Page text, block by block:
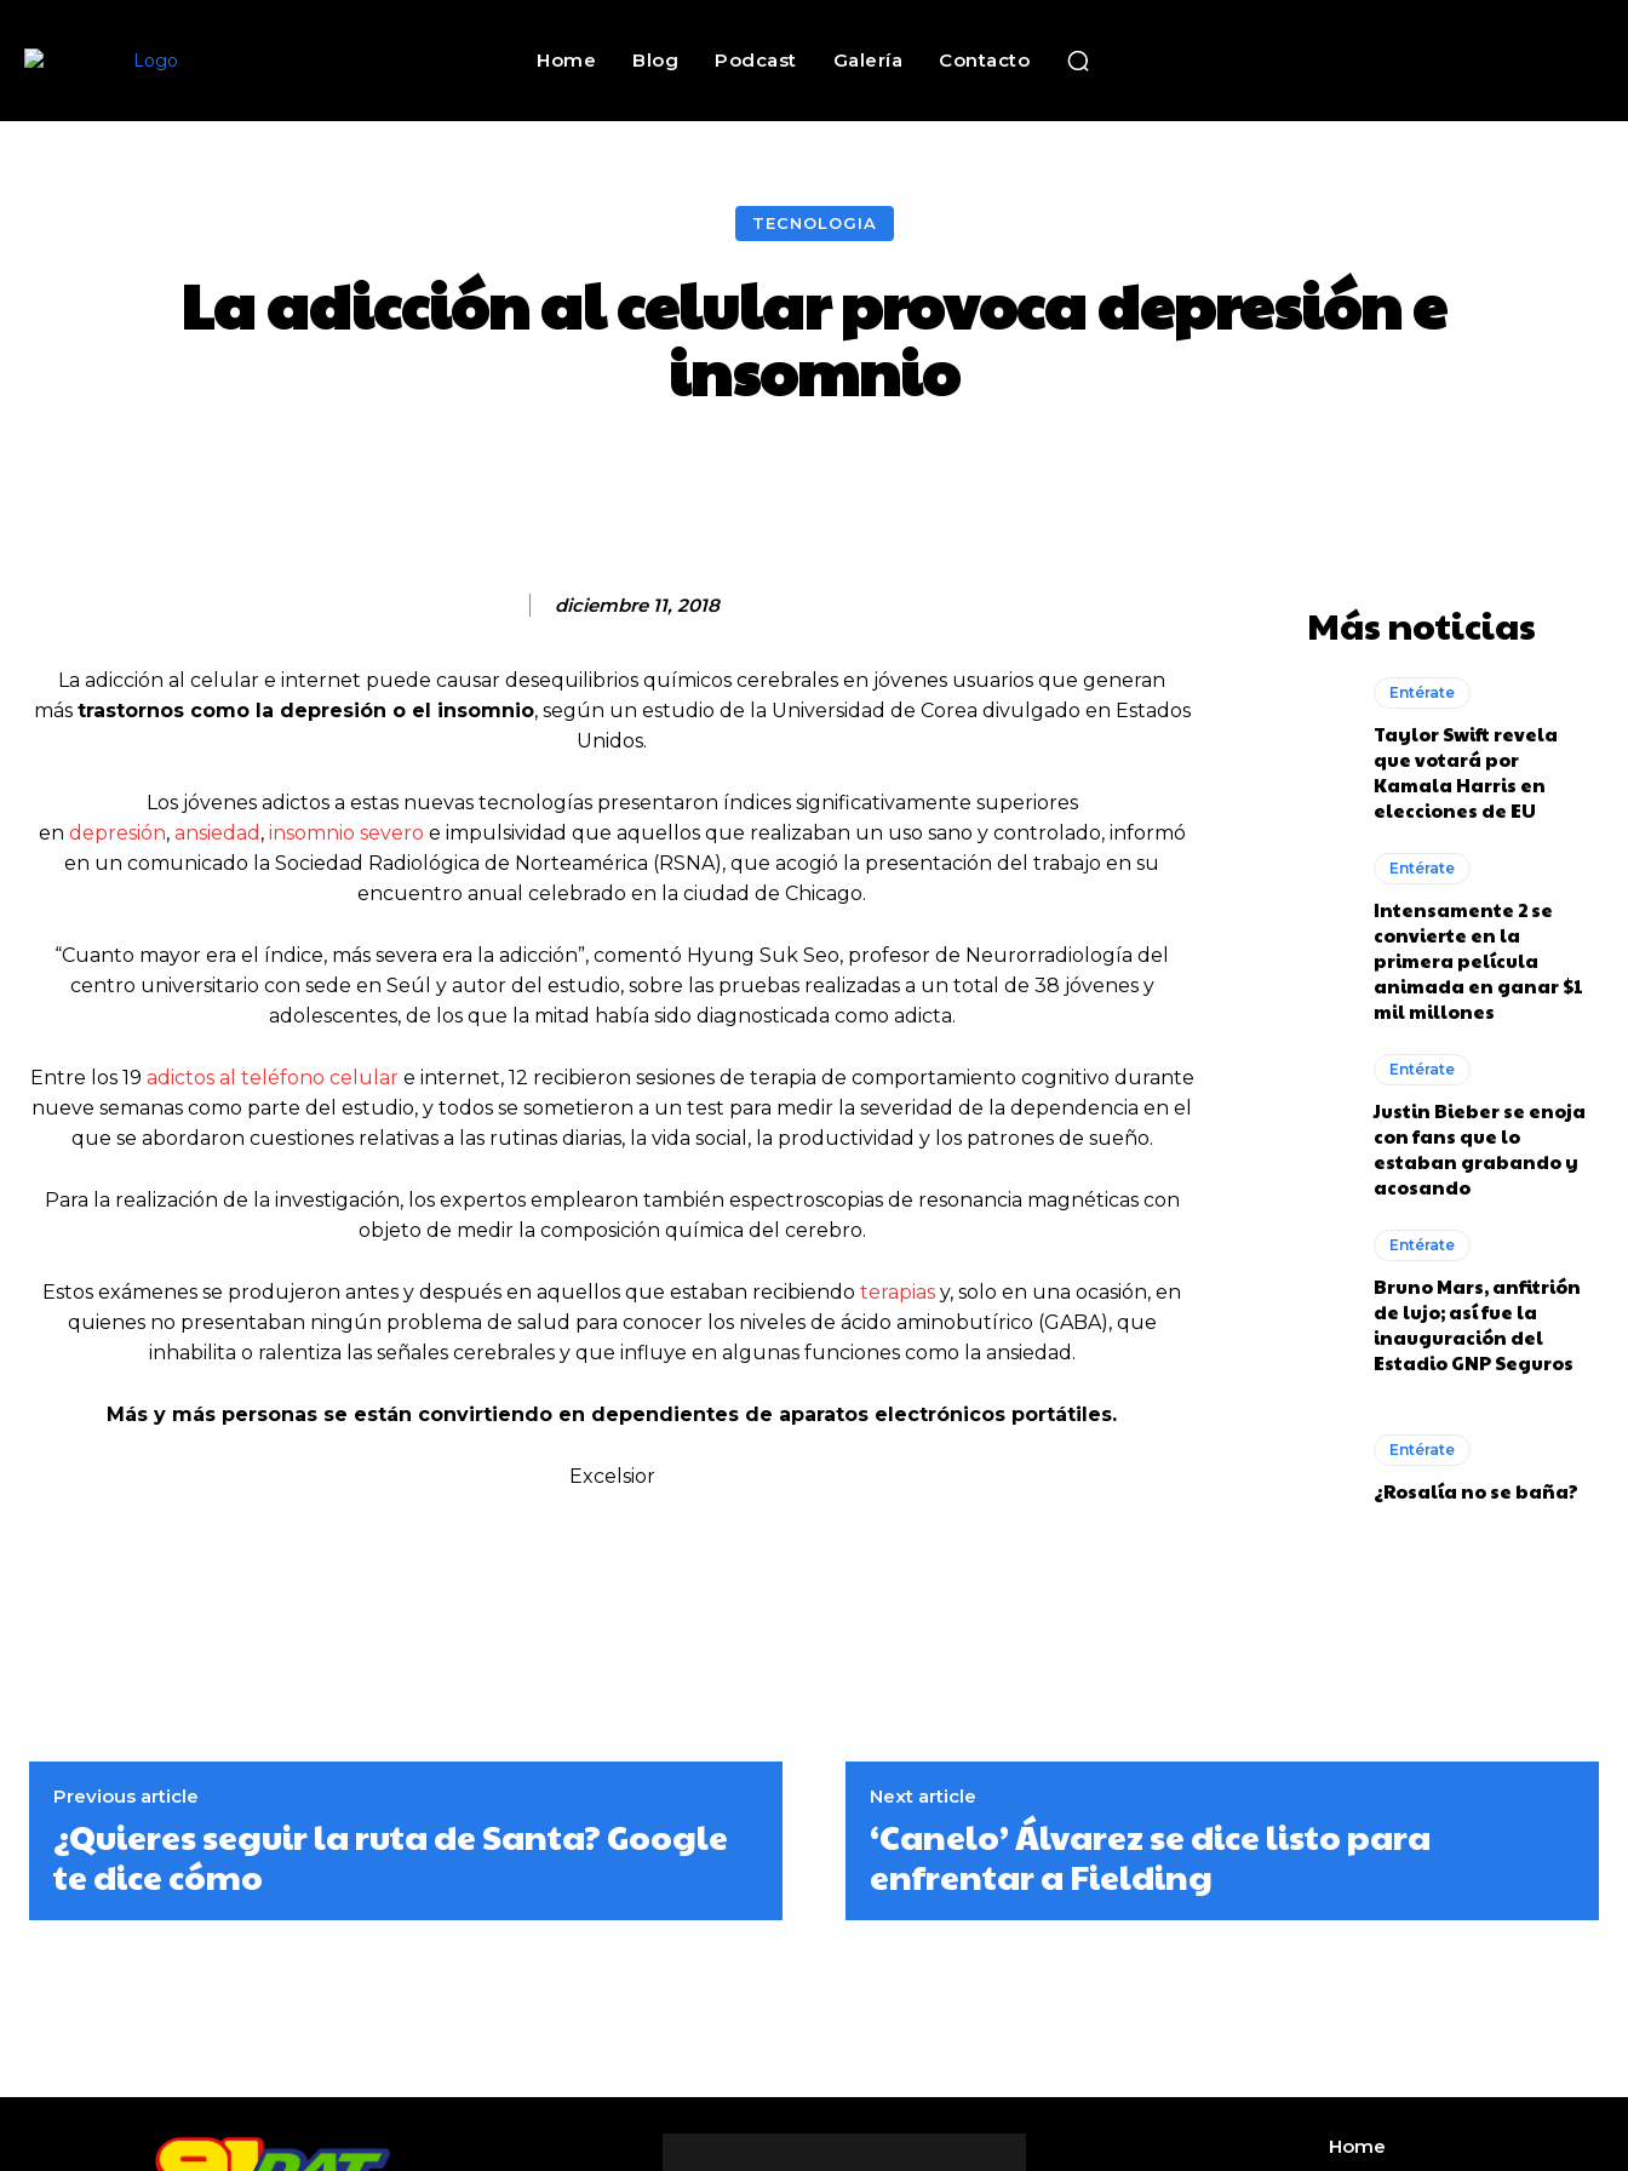
Home Blog Podcast Galería Contacto
TECNOLOGIA
La adicción al celular provoca depresión e
insomnio
diciembre 11, 2018
La adicción al celular e internet puede causar desequilibrios químicos cerebrales en jóvenes usuarios que generan
más trastornos como la depresión o el insomnio, según un estudio de la Universidad de Corea divulgado en Estados
Unidos.
Los jóvenes adictos a estas nuevas tecnologías presentaron índices significativamente superiores
en depresión, ansiedad , insomnio severo e impulsividad que aquellos que realizaban un uso sano y controlado, informó
en un comunicado la Sociedad Radiológica de Norteamérica (RSNA), que acogió la presentación del trabajo en su
encuentro anual celebrado en la ciudad de Chicago.
“Cuanto mayor era el índice, más severa era la adicción”, comentó Hyung Suk Seo, profesor de Neurorradiología del
centro universitario con sede en Seúl y autor del estudio, sobre las pruebas realizadas a un total de 38 jóvenes y
adolescentes, de los que la mitad había sido diagnosticada como adicta.
Entre los 19 adictos al teléfono celulare internet, 12 recibieron sesiones de terapia de comportamiento cognitivo durante
nueve semanas como parte del estudio, y todos se sometieron a un test para medir la severidad de la dependencia en el
que se abordaron cuestiones relativas a las rutinas diarias, la vida social, la productividad y los patrones de sueño.
Para la realización de la investigación, los expertos emplearon también espectroscopias de resonancia magnéticas con
objeto de medir la composición química del cerebro.
Estos exámenes se produjeron antes y después en aquellos que estaban recibiendo terapias y, solo en una ocasión, en
quienes no presentaban ningún problema de salud para conocer los niveles de ácido aminobutírico (GABA), que
inhabilita o ralentiza las señales cerebrales y que influye en algunas funciones como la ansiedad.
Más y más personas se están convirtiendo en dependientes de aparatos electrónicos portátiles.
Excelsior
Más noticias
Entérate
Taylor Swift revela
que votará por
Kamala Harris en
elecciones de EU
Entérate
Intensamente 2 se
convierte en la
primera película
animada en ganar $1
mil millones
Entérate
Justin Bieber se enoja
con fans que lo
estaban grabando y
acosando
Entérate
Bruno Mars, anfitrión
de lujo; así fue la
inauguración del
Estadio GNP Seguros
Entérate
¿Rosalía no se baña?
Previous article
¿Quieres seguir la ruta de Santa? Google
te dice cómo
Next article
‘Canelo’ Álvarez se dice listo para
enfrentar a Fielding
Home